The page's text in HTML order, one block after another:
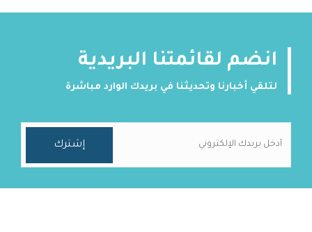
انضم لقائمتنا البريدية
لتلقي أخبارنا وتحديثنا في بريدك الوارد مباشرة